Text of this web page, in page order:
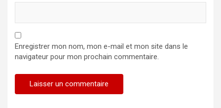
Enregistrer mon nom, mon e-mail et mon site dans le
navigateur pour mon prochain commentaire.